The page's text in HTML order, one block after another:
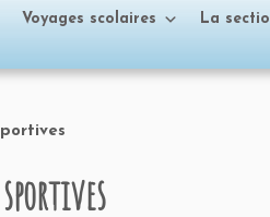
Voyages scolaires La